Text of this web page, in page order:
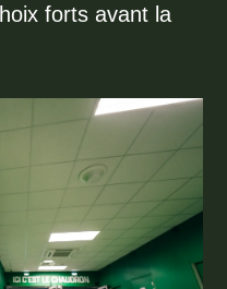
forts avant la